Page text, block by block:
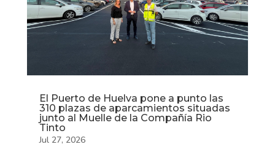
El Puerto de Huelva pone a punto las
310 plazas de aparcamientos situadas
junto al Muelle de la Compañía Rio
Tinto
Jul 27, 2026